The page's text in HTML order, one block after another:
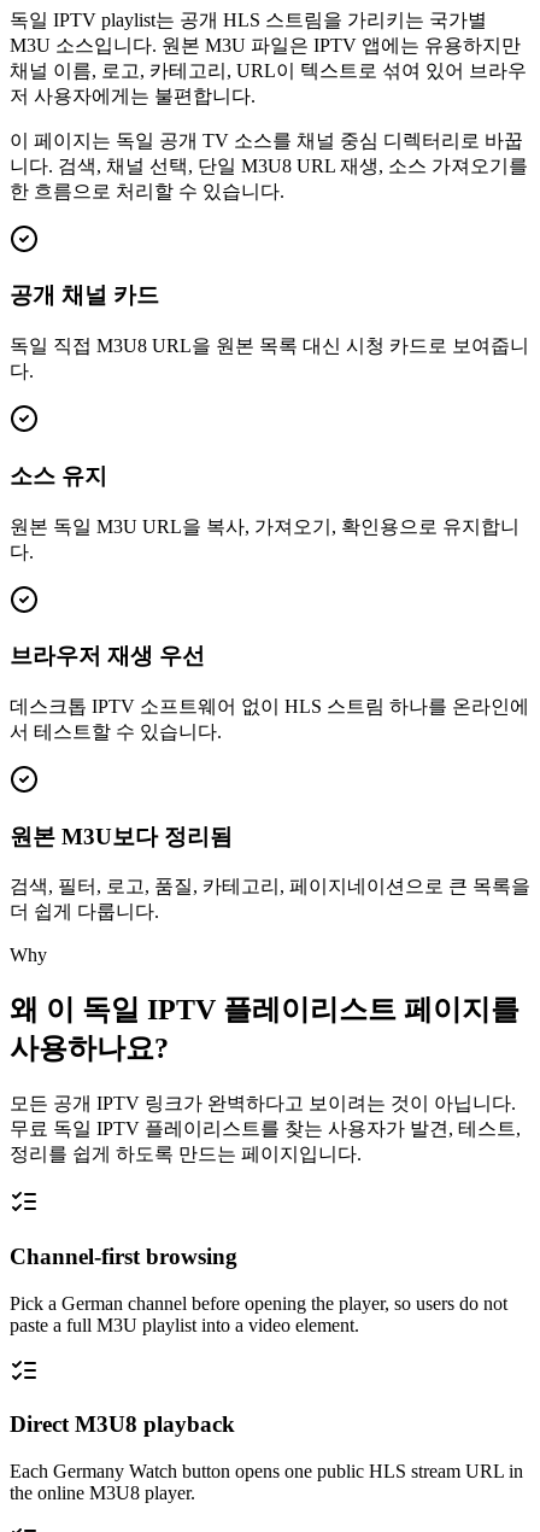
독일 IPTV playlist는 공개 HLS 스트림을 가리키는 국가별
M3U 소스입니다. 원본 M3U 파일은 IPTV 앱에는 유용하지만
채널 이름, 로고, 카테고리, URL이 텍스트로 섞여 있어 브라우
저 사용자에게는 불편합니다.
이 페이지는 독일 공개 TV 소스를 채널 중심 디렉터리로 바꿉
니다. 검색, 채널 선택, 단일 M3U8 URL 재생, 소스 가져오기를
한 흐름으로 처리할 수 있습니다.
공개 채널 카드
독일 직접 M3U8 URL을 원본 목록 대신 시청 카드로 보여줍니
다.
소스 유지
원본 독일 M3U URL을 복사, 가져오기, 확인용으로 유지합니
다.
브라우저 재생 우선
데스크톱 IPTV 소프트웨어 없이 HLS 스트림 하나를 온라인에
서 테스트할 수 있습니다.
원본 M3U보다 정리됨
검색, 필터, 로고, 품질, 카테고리, 페이지네이션으로 큰 목록을
더 쉽게 다룹니다.
Why
왜 이 독일 IPTV 플레이리스트 페이지를
사용하나요?
모든 공개 IPTV 링크가 완벽하다고 보이려는 것이 아닙니다.
무료 독일 IPTV 플레이리스트를 찾는 사용자가 발견, 테스트,
정리를 쉽게 하도록 만드는 페이지입니다.
Channel-first browsing
Pick a German channel before opening the player, so users do not
paste a full M3U playlist into a video element.
Direct M3U8 playback
Each Germany Watch button opens one public HLS stream URL in
the online M3U8 player.